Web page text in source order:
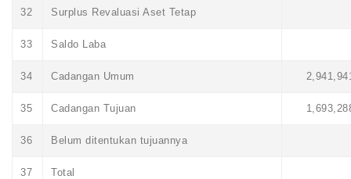
32 Surplus Revaluasi Aset Tetap
33 Saldo Laba
34 Cadangan Umum
35 Cadangan Tujuan
36 Belum ditentukan tujuannya
37 Total